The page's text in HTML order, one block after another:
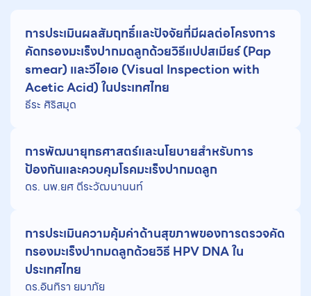
การประเมินผลสัมฤทธิ์และปัจจัยที่มีผลต่อโครงการ
คัดกรองมะเร็งปากมดลูกด้วยวิธีแปปสเมียร์ (Pap
smear) และวีไอเอ (Visual Inspection with
Acetic Acid) ในประเทศไทย
ธีระ ศิริสมุด
การพัฒนายุทธศาสตร์และนโยบายสำหรับการ
ป้องกันและควบคุมโรคมะเร็งปากมดลูก
ดร. นพ.ยศ ตีระวัฒนานนท์
การประเมินความคุ้มค่าด้านสุขภาพของการตรวจคัด
กรองมะเร็งปากมดลูกด้วยวิธี HPV DNA ใน
ประเทศไทย
ดร.อินทิรา ยมาภัย